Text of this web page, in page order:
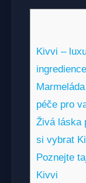
Kivvi –
péče pro
Živá láska
si vybrat
Poznejte
Kivvi